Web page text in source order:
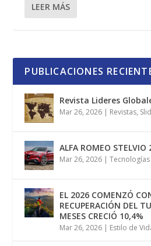
LEER MÁS
PUBLICACIONES
Revista Lideres
Mar 26, 2026 | Revistas,
ALFA ROMEO STELVIO
Mar 26, 2026 |
EL 2026 COMENZÓ
RECUPERACIÓN DEL
MESES CRECIÓ 10,4%
Mar 26, 2026 | Estilo de